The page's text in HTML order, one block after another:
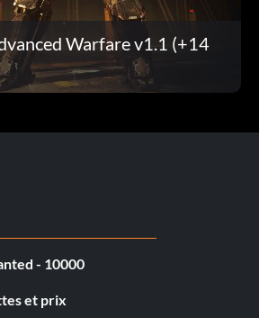
Warfare v1.1 (+14
- 10000
et prix